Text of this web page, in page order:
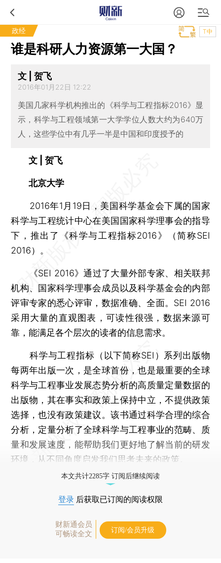
政经 T中
谁是科研人力资源第一大国？
文 | 贺飞
2016年01月22日 12:22
美国几家科学机构推出的《科学与工程指标2016》显
示，科学与工程领域第一大学学位人数大约为640万
人，这些学位中有几乎一半是中国和印度授予的
文 | 贺飞
北京大学
2016年1月19日，美国科学基金会下属的国家
科学与工程统计中心在美国国家科学理事会的指导
下，推出了《科学与工程指标2016》（简称SEI
2016）。
《SEI 2016》通过了大量外部专家、相关联邦
机构、国家科学理事会成员以及科学基金会的内部
评审专家的悉心评审，数据准确、全面。SEI 2016
采用大量的直观图表，可读性很强，数据来源可
靠，能满足各个层次的读者的信息需求。
科学与工程指标（以下简称SEI）系列出版物
每两年出版一次，是全球首份，也是最重要的全球
科学与工程事业发展态势分析的高质量定量数据的
出版物，其在事实和政策上保持中立，不提供政策
选择，也没有政策建议。该书通过科学合理的综合
分析，定量分析了全球科学与工程事业的范畴、质
量和发展速度，能帮助我们更好地了解当前的研发
环境，从不同角度启发我们思考未来的政策。
本文共计2285字 订阅后继续阅读
登录 后获取已订阅的阅读权限
财新通会员
可畅读全文
订阅/会员升级